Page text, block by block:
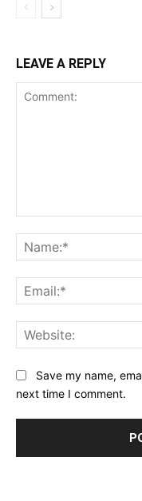
LEAVE A REPLY
Save my name,
next time I comment.